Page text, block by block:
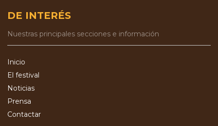
DE INTERÉS
Nuestras principales secciones e información
Inicio
El festival
Noticias
Prensa
Contactar